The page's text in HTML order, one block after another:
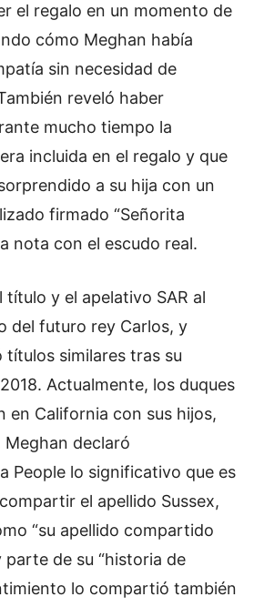
el regalo en un momento de
cómo Meghan había
sin necesidad de
reveló haber
mucho tiempo la
incluida en el regalo y que
a su hija con un
firmado “Señorita
nota con el escudo real.
título y el apelativo SAR al
del futuro rey Carlos, y
títulos similares tras su
Actualmente, los duques
en California con sus hijos,
declaró
People lo significativo que es
el apellido Sussex,
“su apellido compartido
parte de su “historia de
lo compartió también